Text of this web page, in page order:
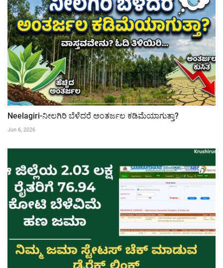
Neelagiri-ನೀಲಗಿರಿ ಬೆಳೆದರೆ ಅಂತರ್ಜಲ ಕಡಿಮೆಯಾಗುತ್ತಾ?
Jun 6, 2026